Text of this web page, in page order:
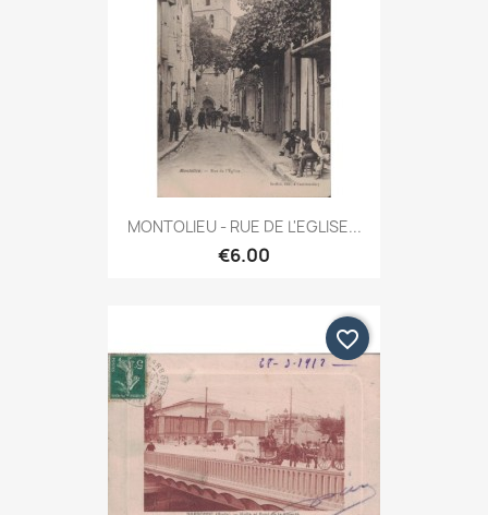
MONTOLIEU - RUE DE L'EGLISE...
€6.00
favorite_border